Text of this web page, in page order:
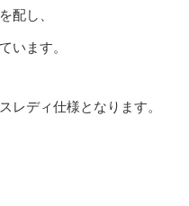
配し、
います。
レディ仕様となります。